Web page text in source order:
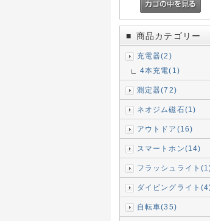
■ 商品カテゴリー
充電器(2)
4本充電(1)
測定器(72)
ネオジム磁石(1)
アウトドア(16)
スマートホン(14)
フラッシュライト
ダイビングライト
自転車(35)